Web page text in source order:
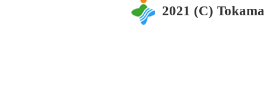
2021 (C)